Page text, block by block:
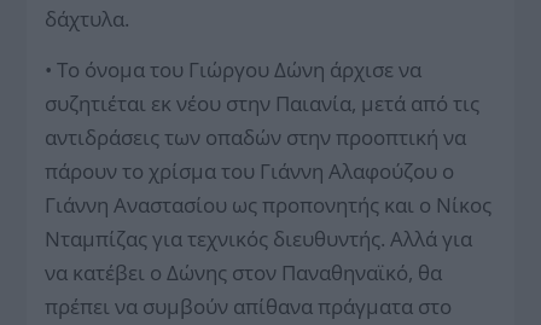
δάχτυλα.
• Το όνομα του Γιώργου Δώνη άρχισε να
συζητιέται εκ νέου στην Παιανία, μετά από τις
αντιδράσεις των οπαδών στην προοπτική να
πάρουν το χρίσμα του Γιάννη Αλαφούζου ο
Γιάννη Αναστασίου ως προπονητής και ο Νίκος
Νταμπίζας για τεχνικός διευθυντής. Αλλά για
να κατέβει ο Δώνης στον Παναθηναϊκό, θα
πρέπει να συμβούν απίθανα πράγματα στο